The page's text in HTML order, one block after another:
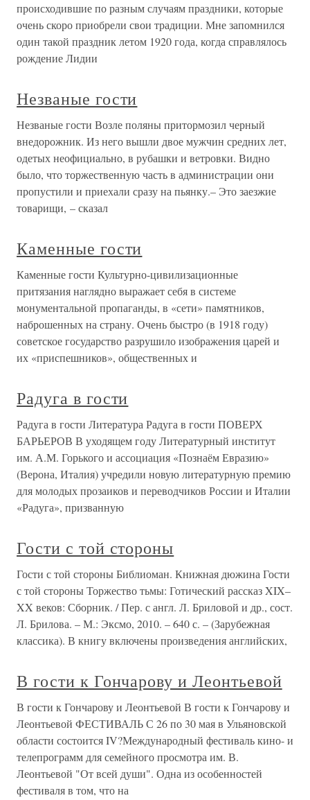
происходившие по разным случаям праздники, которые
очень скоро приобрели свои традиции. Мне запомнился
один такой праздник летом 1920 года, когда справлялось
рождение Лидии
Незваные гости
Незваные гости Возле поляны притормозил черный
внедорожник. Из него вышли двое мужчин средних лет,
одетых неофициально, в рубашки и ветровки. Видно
было, что торжественную часть в администрации они
пропустили и приехали сразу на пьянку.– Это заезжие
товарищи, – сказал
Каменные гости
Каменные гости Культурно-цивилизационные
притязания наглядно выражает себя в системе
монументальной пропаганды, в «сети» памятников,
наброшенных на страну. Очень быстро (в 1918 году)
советское государство разрушило изображения царей и
их «приспешников», общественных и
Радуга в гости
Радуга в гости Литература Радуга в гости ПОВЕРХ
БАРЬЕРОВ В уходящем году Литературный институт
им. А.М. Горького и ассоциация «Познаём Евразию»
(Верона, Италия) учредили новую литературную премию
для молодых прозаиков и переводчиков России и Италии
«Радуга», призванную
Гости с той стороны
Гости с той стороны Библиоман. Книжная дюжина Гости
с той стороны Торжество тьмы: Готический рассказ XIX–
XX веков: Сборник. / Пер. с англ. Л. Бриловой и др., сост.
Л. Брилова. – М.: Эксмо, 2010. – 640 с. – (Зарубежная
классика). В книгу включены произведения английских,
В гости к Гончарову и Леонтьевой
В гости к Гончарову и Леонтьевой В гости к Гончарову и
Леонтьевой ФЕСТИВАЛЬ С 26 по 30 мая в Ульяновской
области состоится IV?Международный фестиваль кино- и
телепрограмм для семейного просмотра им. В.
Леонтьевой "От всей души". Одна из особенностей
фестиваля в том, что на